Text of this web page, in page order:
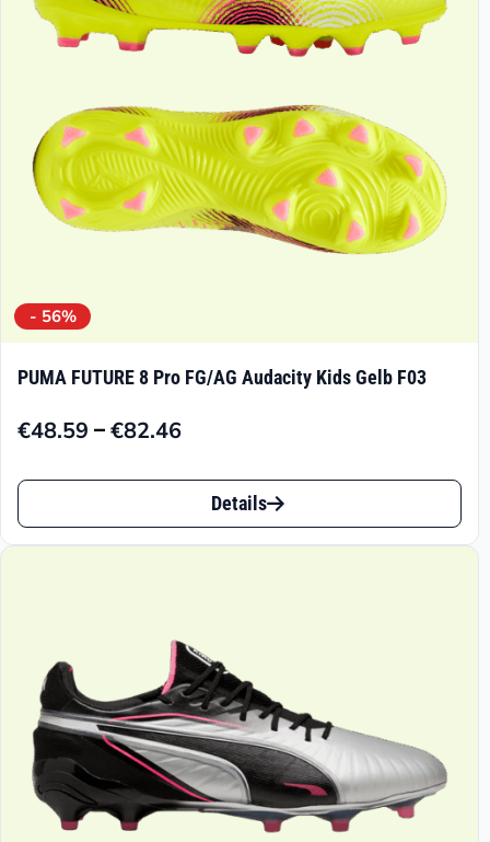
- 56%
PUMA FUTURE 8 Pro FG/AG Audacity Kids Gelb F03
€48.59 –€82.46
Preisspanne:
€82.46
Dieses
Produkt
auf.
Die
Optionen
können
Details